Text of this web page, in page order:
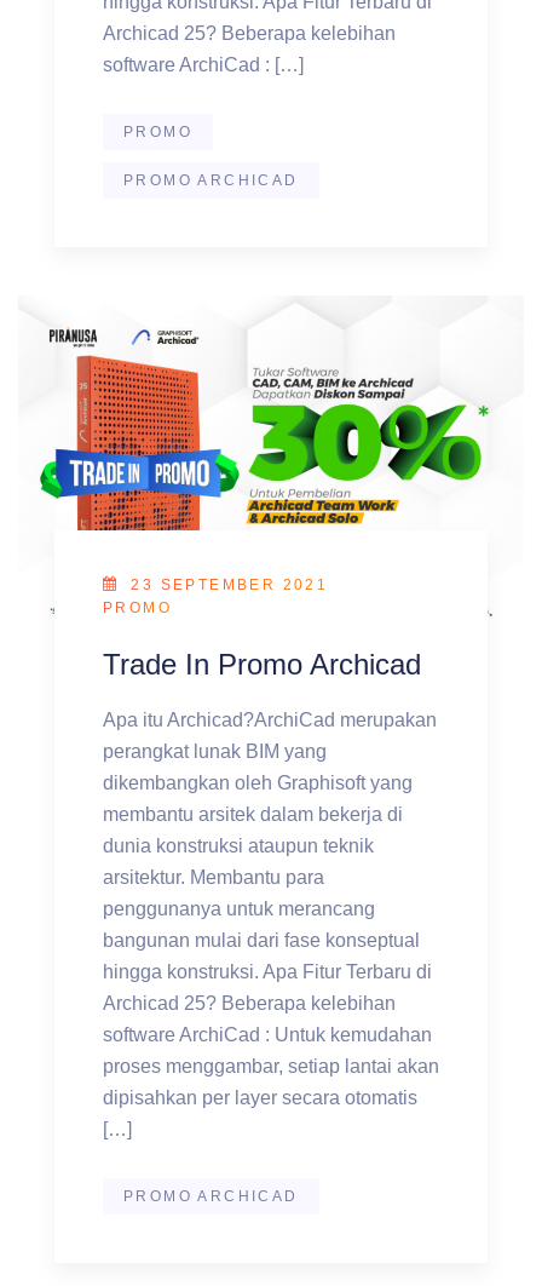
Archicad 25? Beberapa kelebihan
software ArchiCad : […]
PROMO
PROMO ARCHICAD
23 SEPTEMBER 2021
PROMO
Trade In Promo Archicad
Apa itu Archicad?ArchiCad merupakan
perangkat lunak BIM yang
dikembangkan oleh Graphisoft yang
membantu arsitek dalam bekerja di
dunia konstruksi ataupun teknik
arsitektur. Membantu para
penggunanya untuk merancang
bangunan mulai dari fase konseptual
hingga konstruksi. Apa Fitur Terbaru di
Archicad 25? Beberapa kelebihan
software ArchiCad : Untuk kemudahan
proses menggambar, setiap lantai akan
dipisahkan per layer secara otomatis
[…]
PROMO ARCHICAD